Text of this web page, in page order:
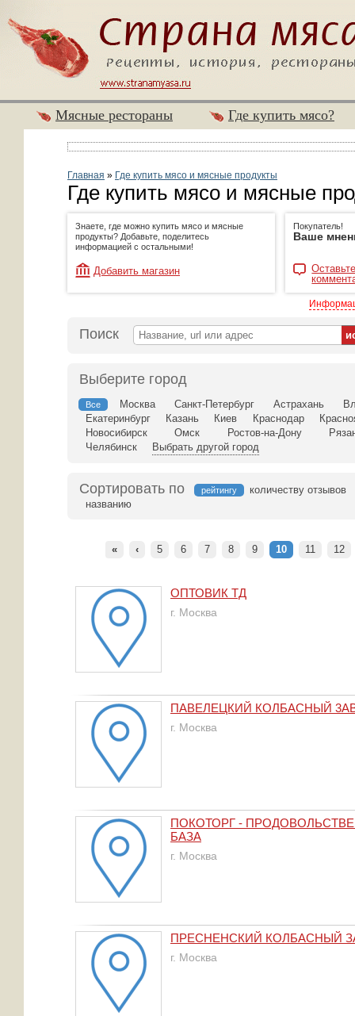
Мясные рестораны Где купить мясо?
Главная » Где купить мясо и мясные продукты
Где купить мясо и мясные
Знаете, где можно купить мясо и мясные
продукты? Добавьте, поделитесь
информацией с остальными!
Добавить магазин
Покупатель!
Ваше
Поиск
Выберите город
Все Москва Санкт-Петербург Астрахань
Екатеринбург
Казань Киев Краснодар
Новосибирск
Омск Ростов-на-Дону
Челябинск
Выбрать другой город
Сортировать по рейтингу
количеству отзывов
названию
« ‹ 5 6 7 8 9 10 11 12
ОПТОВИК ТД
г. Москва
ПАВЕЛЕЦКИЙ КОЛБАСНЫЙ
г. Москва
ПОКОТОРГ -
БАЗА
г. Москва
ПРЕСНЕНСКИЙ КОЛБАСНЫЙ
г. Москва